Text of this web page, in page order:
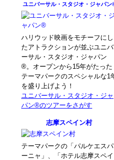
ユニバーサル・スタジオ・ジャパン
ハリウッド映画をモチーフにし
たアトラクションが並ぶユニバ
ーサル・スタジオ・ジャパン
®。オープンから15年がたった
テーマパークのスペシャルな1
を盛り上げよう！
ユニバーサル・スタジオ・ジャ
パン®のツアーをさがす
志摩スペイン村
テーマパークの「パルケエスパ
ーニャ」、「ホテル志摩スペイ